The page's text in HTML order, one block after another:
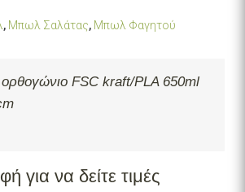
, Μπωλ Σαλάτας, Μπωλ Φαγητού
FSC kraft/PLA 650ml
για να δείτε τιμές